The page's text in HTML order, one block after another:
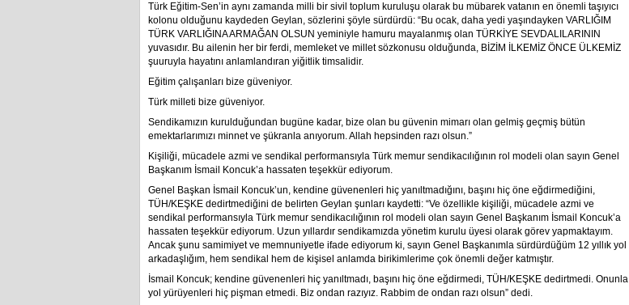
Türk Eğitim-Sen’in aynı zamanda milli bir sivil toplum kuruluşu olarak bu mübarek vatanın en önemli taşıyıcı
kolonu olduğunu kaydeden Geylan, sözlerini şöyle sürdürdü: “Bu ocak, daha yedi yaşındayken VARLIĞIM
TÜRK VARLIĞINA ARMAĞAN OLSUN yeminiyle hamuru mayalanmış olan TÜRKİYE SEVDALILARININ
yuvasıdır. Bu ailenin her bir ferdi, memleket ve millet sözkonusu olduğunda, BİZİM İLKEMİZ ÖNCE ÜLKEMİZ
şuuruyla hayatını anlamlandıran yiğitlik timsalidir.
Eğitim çalışanları bize güveniyor.
Türk milleti bize güveniyor.
Sendikamızın kurulduğundan bugüne kadar, bize olan bu güvenin mimarı olan gelmiş geçmiş bütün
emektarlarımızı minnet ve şükranla anıyorum. Allah hepsinden razı olsun.”
Kişiliği, mücadele azmi ve sendikal performansıyla Türk memur sendikacılığının rol modeli olan sayın Genel
Başkanım İsmail Koncuk’a hassaten teşekkür ediyorum.
Genel Başkan İsmail Koncuk’un, kendine güvenenleri hiç yanıltmadığını, başını hiç öne eğdirmediğini,
TÜH/KEŞKE dedirtmediğini de belirten Geylan şunları kaydetti: “Ve özellikle kişiliği, mücadele azmi ve
sendikal performansıyla Türk memur sendikacılığının rol modeli olan sayın Genel Başkanım İsmail Koncuk’a
hassaten teşekkür ediyorum. Uzun yıllardır sendikamızda yönetim kurulu üyesi olarak görev yapmaktayım.
Ancak şunu samimiyet ve memnuniyetle ifade ediyorum ki, sayın Genel Başkanımla sürdürdüğüm 12 yıllık yol
arkadaşlığım, hem sendikal hem de kişisel anlamda birikimlerime çok önemli değer katmıştır.
İsmail Koncuk; kendine güvenenleri hiç yanıltmadı, başını hiç öne eğdirmedi, TÜH/KEŞKE dedirtmedi. Onunla
yol yürüyenleri hiç pişman etmedi. Biz ondan razıyız. Rabbim de ondan razı olsun” dedi.